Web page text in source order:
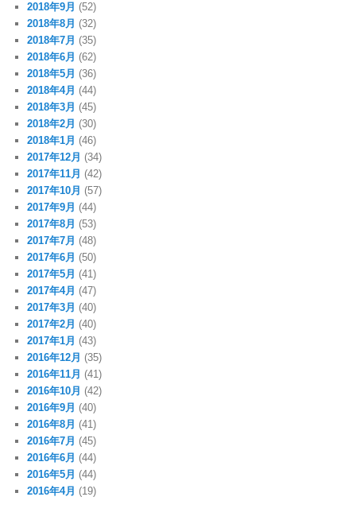
2018年9月 (52)
2018年8月 (32)
2018年7月 (35)
2018年6月 (62)
2018年5月 (36)
2018年4月 (44)
2018年3月 (45)
2018年2月 (30)
2018年1月 (46)
2017年12月 (34)
2017年11月 (42)
2017年10月 (57)
2017年9月 (44)
2017年8月 (53)
2017年7月 (48)
2017年6月 (50)
2017年5月 (41)
2017年4月 (47)
2017年3月 (40)
2017年2月 (40)
2017年1月 (43)
2016年12月 (35)
2016年11月 (41)
2016年10月 (42)
2016年9月 (40)
2016年8月 (41)
2016年7月 (45)
2016年6月 (44)
2016年5月 (44)
2016年4月 (19)